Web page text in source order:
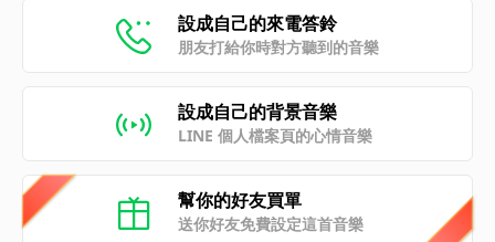
設成自己的來電答鈴
朋友打給你時對方聽到的音樂
設成自己的背景音樂
LINE 個人檔案頁的心情音樂
幫你的好友買單
送你好友免費設定這首音樂